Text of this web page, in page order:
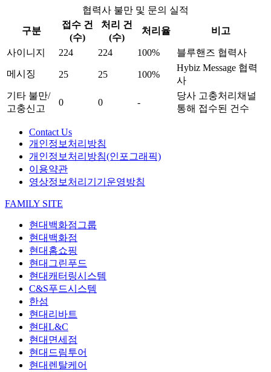
협력사 불만 및 문의 실적
구분
접수 건
(수)
처리 건
(수)
처리율 비고
사이니지 224 224 100% 블루핸즈 협력사
메시징 25 25 100%
Hybiz Message 협력
사
기타 불만/
고충신고
0 0 -
당사 고충처리채널
통해 접수된 건수
Contact Us
개인정보처리방침
개인정보처리방침(인포그래픽)
이용약관
영상정보처리기기운영방침
FAMILY SITE
현대백화점그룹
현대백화점
현대홈쇼핑
현대그린푸드
현대캐터링시스템
C&S푸드시스템
한섬
현대리바트
현대L&C
현대면세점
현대드림투어
현대렌탈케어